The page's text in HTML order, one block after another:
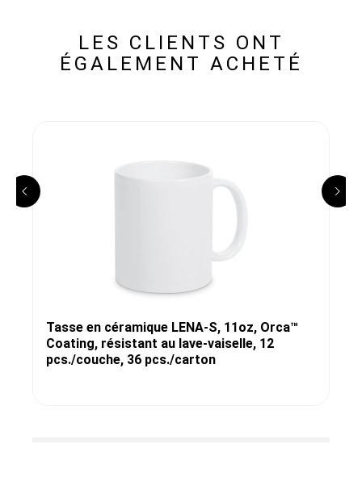
LES CLIENTS ONT
ÉGALEMENT ACHETÉ
Tasse en céramique LENA-S, 11oz, Orca™
Coating, résistant au lave-vaiselle, 12
pcs./couche, 36 pcs./carton